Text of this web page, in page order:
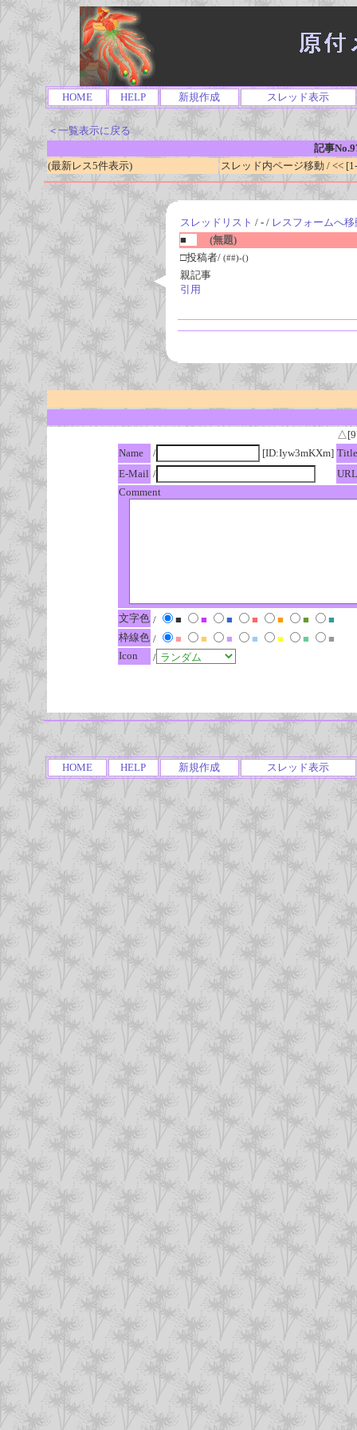
HOME HELP 新規作成 スレッド表示
＜一覧表示に戻る
記事
(最新レス5件表示)
スレッド内ページ移動 / <<
スレッドリスト / - / レスフォームへ移
■
(無題)
□投稿者/ (##)-()
親記事
引用
Name
/ [ID:Iyw3mKXm] Title
E-Mail /
URL
Comment
文字色 / ■ ■ ■ ■ ■ ■
■
枠線色 / ■ ■ ■ ■ ■ ■
■
Icon
/
HOME HELP 新規作成 スレッド表示